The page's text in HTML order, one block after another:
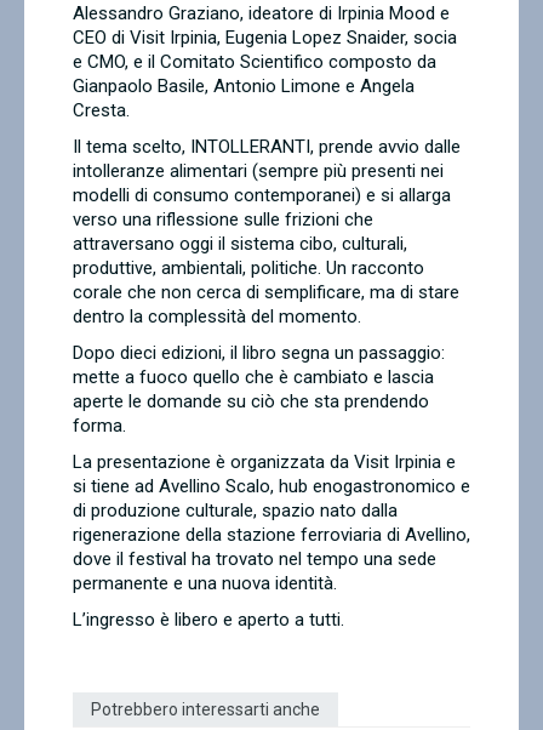
Alessandro Graziano, ideatore di Irpinia Mood e
CEO di Visit Irpinia, Eugenia Lopez Snaider, socia
e CMO, e il Comitato Scientifico composto da
Gianpaolo Basile, Antonio Limone e Angela
Cresta.
Il tema scelto, INTOLLERANTI, prende avvio dalle
intolleranze alimentari (sempre più presenti nei
modelli di consumo contemporanei) e si allarga
verso una riflessione sulle frizioni che
attraversano oggi il sistema cibo, culturali,
produttive, ambientali, politiche. Un racconto
corale che non cerca di semplificare, ma di stare
dentro la complessità del momento.
Dopo dieci edizioni, il libro segna un passaggio:
mette a fuoco quello che è cambiato e lascia
aperte le domande su ciò che sta prendendo
forma.
La presentazione è organizzata da Visit Irpinia e
si tiene ad Avellino Scalo, hub enogastronomico e
di produzione culturale, spazio nato dalla
rigenerazione della stazione ferroviaria di Avellino,
dove il festival ha trovato nel tempo una sede
permanente e una nuova identità.
L’ingresso è libero e aperto a tutti.
Potrebbero interessarti anche